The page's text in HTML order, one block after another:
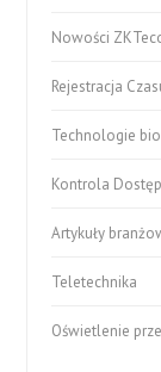
Nowości
Rejestracja
Technologie
Kontrola
Artykuły
Teletechnika
Oświetlenie